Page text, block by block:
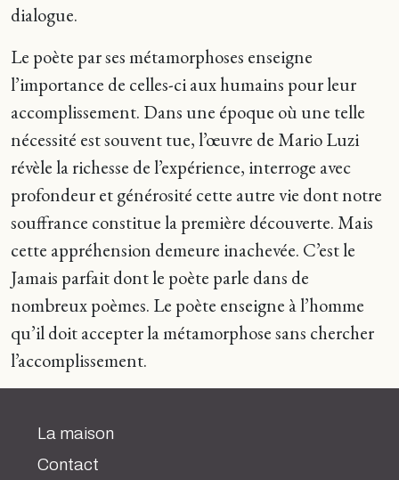
dialogue.
Le poète par ses métamorphoses enseigne
l’importance de celles-ci aux humains pour leur
accomplissement. Dans une époque où une telle
nécessité est souvent tue, l’œuvre de Mario Luzi
révèle la richesse de l’expérience, interroge avec
profondeur et générosité cette autre vie dont notre
souffrance constitue la première découverte. Mais
cette appréhension demeure inachevée. C’est le
Jamais parfait dont le poète parle dans de
nombreux poèmes. Le poète enseigne à l’homme
qu’il doit accepter la métamorphose sans chercher
l’accomplissement.
La maison
Contact